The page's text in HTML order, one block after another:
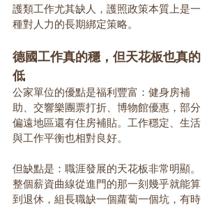
護類工作尤其缺人，護照政策本質上是一
種對人力的長期綁定策略。
德國工作真的穩，但天花板也真的
低
公家單位的優點是福利豐富：健身房補
助、交響樂團票打折、博物館優惠，部分
偏遠地區還有住房補貼。工作穩定、生活
與工作平衡也相對良好。
但缺點是：職涯發展的天花板非常明顯。
整個薪資曲線從進門的那一刻幾乎就能算
到退休，組長職缺一個蘿蔔一個坑，有時